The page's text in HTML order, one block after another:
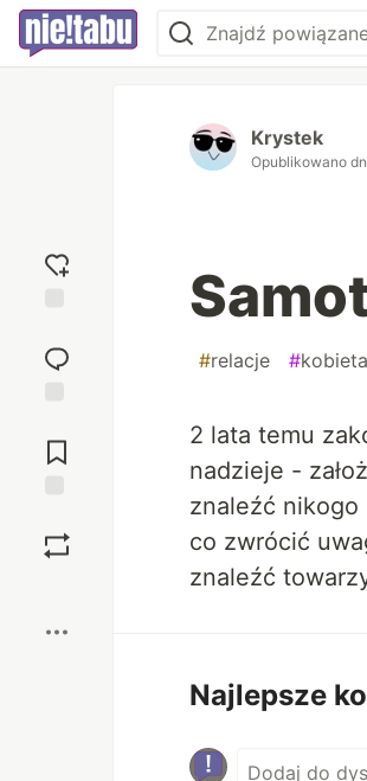
reakcję
komentarzy
Krystek
Opublikowano
#relacje #kobieta
2 lata temu
nadzieje -
znaleźć nikogo
co zwrócić
znaleźć
Najlepsze